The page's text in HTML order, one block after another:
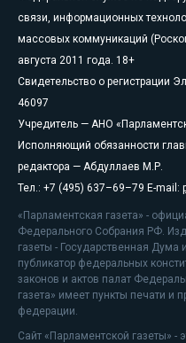
связи, информационных
массовых коммуникаций
августа 2011 года. 18+
Свидетельство о регистрации
46097
Учредитель — АНО
Исполняющий обязанности
редактора — Абдуллаев М.Р.
Тел.: +7 (495) 637–69–79 E-mail:
«Парламентская газета» -
Федерального Собрания РФ.
газеты - Государственная
публикатор федеральных
законов и актов палат
газета» имеет пункты печати и
федерации.
Сайт «Парламентской газеты» -